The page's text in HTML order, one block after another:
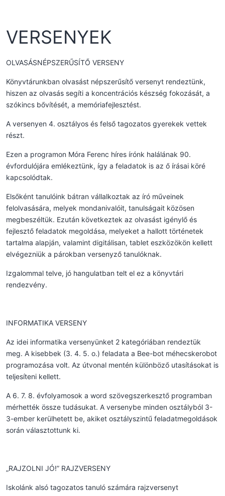
VERSENYEK
OLVASÁSNÉPSZERŰSÍTŐ VERSENY
Könyvtárunkban olvasást népszerűsítő versenyt rendeztünk,
hiszen az olvasás segíti a koncentrációs készség fokozását, a
szókincs bővítését, a memóriafejlesztést.
A versenyen 4. osztályos és felső tagozatos gyerekek vettek
részt.
Ezen a programon Móra Ferenc híres írónk halálának 90.
évfordulójára emlékeztünk, így a feladatok is az ő írásai köré
kapcsolódtak.
Elsőként tanulóink bátran vállalkoztak az író műveinek
felolvasására, melyek mondanivalóit, tanulságait közösen
megbeszéltük. Ezután következtek az olvasást igénylő és
fejlesztő feladatok megoldása, melyeket a hallott történetek
tartalma alapján, valamint digitálisan, tablet eszközökön kellett
elvégezniük a párokban versenyző tanulóknak.
Izgalommal telve, jó hangulatban telt el ez a könyvtári
rendezvény.
INFORMATIKA VERSENY
Az idei informatika versenyünket 2 kategóriában rendeztük
meg. A kisebbek (3. 4. 5. o.) feladata a Bee-bot méhecskerobot
programozása volt. Az útvonal mentén különböző utasításokat is
teljesíteni kellett.
A 6. 7. 8. évfolyamosok a word szövegszerkesztő programban
mérhették össze tudásukat. A versenybe minden osztályból 3-
3-ember kerülhetett be, akiket osztályszintű feladatmegoldások
során választottunk ki.
„RAJZOLNI JÓ!” RAJZVERSENY
Iskolánk alsó tagozatos tanuló számára rajzversenyt